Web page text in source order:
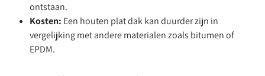
ontstaan.
Kosten: Een houten plat dak kan duurder zijn in
vergelijking met andere materialen zoals bitumen of
EPDM.